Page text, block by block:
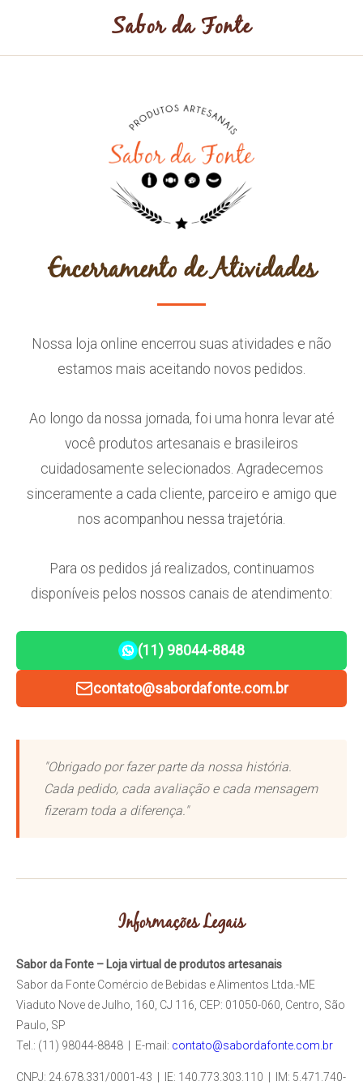
Sabor da Fonte
Encerramento de Atividades
Nossa loja online encerrou suas atividades e não
estamos mais aceitando novos pedidos.
Ao longo da nossa jornada, foi uma honra levar até
você produtos artesanais e brasileiros
cuidadosamente selecionados. Agradecemos
sinceramente a cada cliente, parceiro e amigo que
nos acompanhou nessa trajetória.
Para os pedidos já realizados, continuamos
disponíveis pelos nossos canais de atendimento:
(11) 98044-8848
contato@sabordafonte.com.br
"Obrigado por fazer parte da nossa história.
Cada pedido, cada avaliação e cada mensagem
fizeram toda a diferença."
Informações Legais
Sabor da Fonte – Loja virtual de produtos artesanais
Sabor da Fonte Comércio de Bebidas e Alimentos Ltda.-ME
Viaduto Nove de Julho, 160, CJ 116, CEP: 01050-060, Centro, São
Paulo, SP
Tel.: (11) 98044-8848 | E-mail: contato@sabordafonte.com.br
CNPJ: 24.678.331/0001-43 | IE: 140.773.303.110 | IM: 5.471.740-